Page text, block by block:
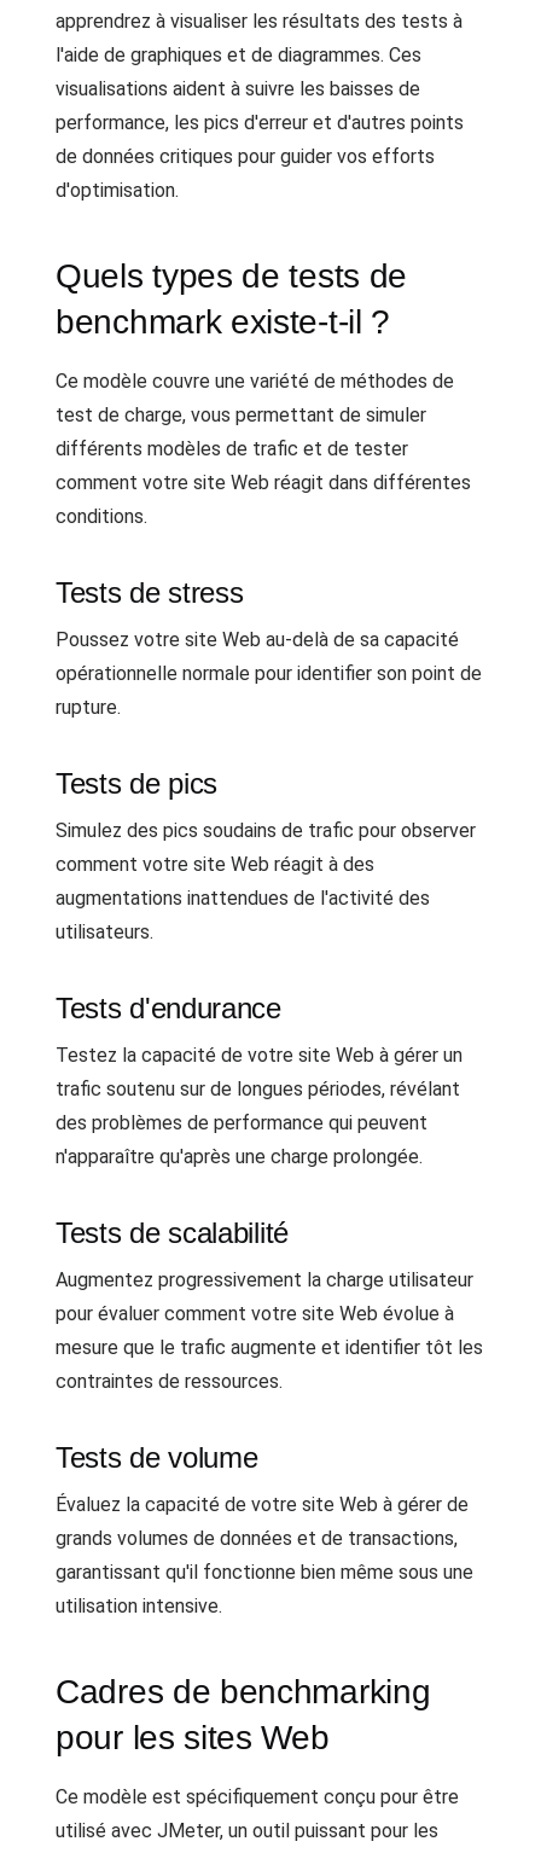
apprendrez à visualiser les résultats des tests à
l'aide de graphiques et de diagrammes. Ces
visualisations aident à suivre les baisses de
performance, les pics d'erreur et d'autres points
de données critiques pour guider vos efforts
d'optimisation.
Quels types de tests de
benchmark existe-t-il ?
Ce modèle couvre une variété de méthodes de
test de charge, vous permettant de simuler
différents modèles de trafic et de tester
comment votre site Web réagit dans différentes
conditions.
Tests de stress
Poussez votre site Web au-delà de sa capacité
opérationnelle normale pour identifier son point de
rupture.
Tests de pics
Simulez des pics soudains de trafic pour observer
comment votre site Web réagit à des
augmentations inattendues de l'activité des
utilisateurs.
Tests d'endurance
Testez la capacité de votre site Web à gérer un
trafic soutenu sur de longues périodes, révélant
des problèmes de performance qui peuvent
n'apparaître qu'après une charge prolongée.
Tests de scalabilité
Augmentez progressivement la charge utilisateur
pour évaluer comment votre site Web évolue à
mesure que le trafic augmente et identifier tôt les
contraintes de ressources.
Tests de volume
Évaluez la capacité de votre site Web à gérer de
grands volumes de données et de transactions,
garantissant qu'il fonctionne bien même sous une
utilisation intensive.
Cadres de benchmarking
pour les sites Web
Ce modèle est spécifiquement conçu pour être
utilisé avec JMeter, un outil puissant pour les